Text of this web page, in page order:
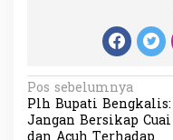
N
a
Pos sebelumnya
Plh Bupati Bengkalis:
Jangan Bersikap Cuai